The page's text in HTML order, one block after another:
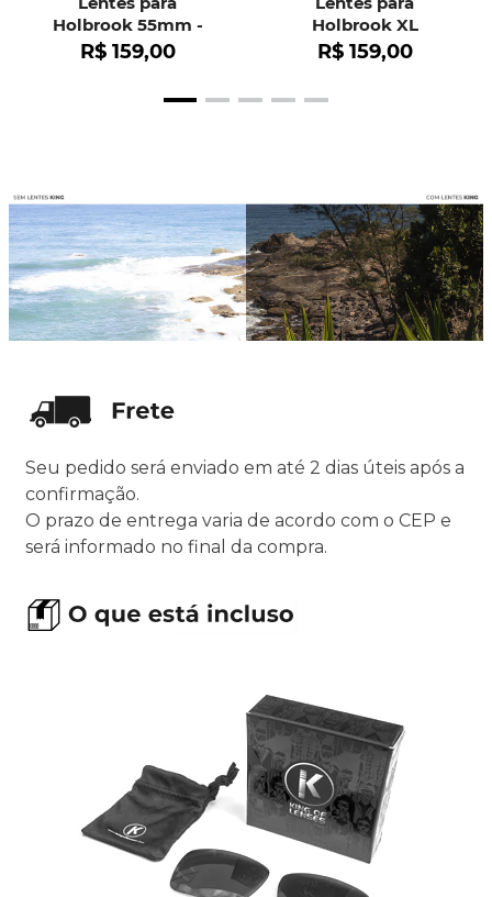
Holbrook 55mm -
OO9102
R$ 159,00
Holbrook XL
R$ 159,00
Seu pedido será enviado em até 2 dias úteis após a
confirmação.
O prazo de entrega varia de acordo com o CEP e
será informado no final da compra.